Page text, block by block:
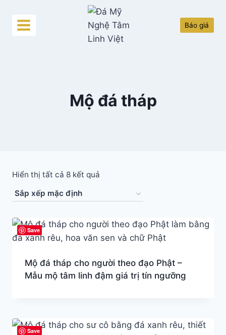
content
Báo giá
Mộ đá tháp
Hiển thị tất cả 8 kết quả
Save
Mộ đá tháp cho người theo đạo Phật –
Mẫu mộ tâm linh đậm giá trị tín ngưỡng
Save